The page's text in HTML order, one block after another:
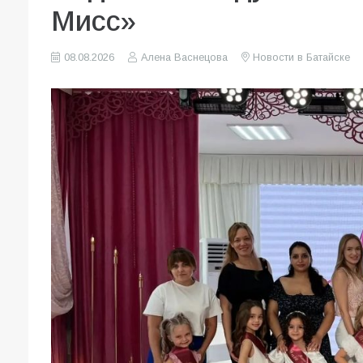
Мисс»
08.08.2026 Алена Васнецова Новости в Батайске